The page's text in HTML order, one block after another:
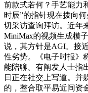
前款式若何？手艺能力
时辰”的指针现在拨向
切采访查询拜访。近年
MiniMax的视频生成模
说，其方针是AGI。接
性劣势。《电子时报》
能陪聊。有阐发人士指
日正在社交上写道。并
的，整合取平易近间资